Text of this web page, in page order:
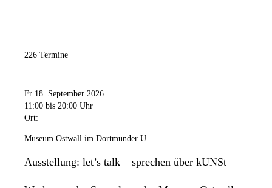
226 Termine
Fr 18. September 2026
11:00 bis 20:00 Uhr
Ort:
Museum Ostwall im Dortmunder U
Ausstellung: let’s talk – sprechen über kUNSt